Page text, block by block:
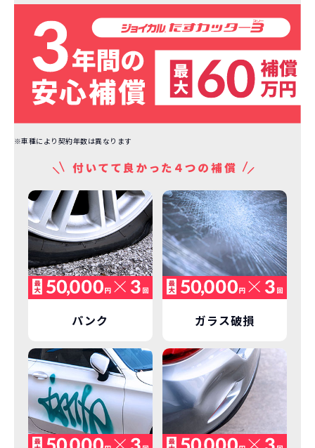
お車を返却いただく
必要があるため
通常のカーリースの場合、そのまま継続
して乗るか、購入するかなどを選べます。
しかし、NORIDOKIの場合は、車両を必
とで「超低価格」を実現しています。
新型の新車に定期的に乗換
車はだいたい３年くらいで飽きると言わ
れています。
もちろん、その人によりますが、最新型
車に常に乗り続けられるのは気持ちよ
く、人にも自慢できます！
維持にかかる、毎年の｢自動車税｣はコミ
コミ。3年契約なので通常車検時にかかる
｢自動車重量税｣、｢自賠責保険料｣「整備
料」などが不要となります。
※車種により契約年数は異なります
パンク ガラス破損